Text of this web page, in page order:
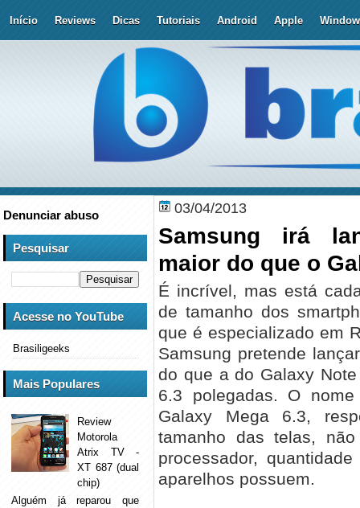
Início Reviews Dicas Tutoriais Android Apple
03/04/2013
Samsung irá
maior do que o
É incrível, mas está
de tamanho dos
que é especializado em
Samsung pretende
do que a do Galaxy
6.3 polegadas. O
Galaxy Mega 6.3,
tamanho das telas,
processador,
aparelhos possuem.
Denunciar abuso
Pesquisar
Acesse no YouTube
Brasiligeeks
Mais Populares
Review
Motorola
Atrix TV -
XT 687 (dual
chip)
Alguém já reparou que